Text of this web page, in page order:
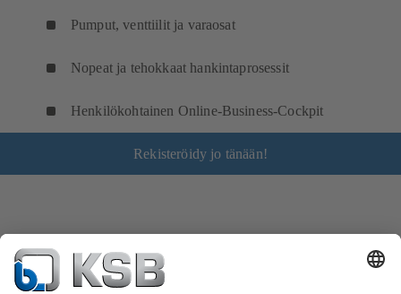
Pumput, venttiilit ja varaosat
Nopeat ja tehokkaat hankintaprosessit
Henkilökohtainen Online-Business-Cockpit
Rekisteröidy jo tänään!